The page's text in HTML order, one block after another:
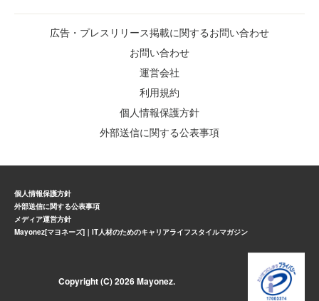
広告・プレスリリース掲載に関するお問い合わせ
お問い合わせ
運営会社
利用規約
個人情報保護方針
外部送信に関する公表事項
個人情報保護方針
外部送信に関する公表事項
メディア運営方針
Mayonez[マヨネーズ]｜IT人材のためのキャリアライフスタイルマガジン
Copyright (C) 2026 Mayonez.